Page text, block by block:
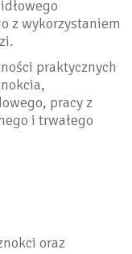
z wykorzystaniem
praktycznych
pracy z
i trwałego
oraz